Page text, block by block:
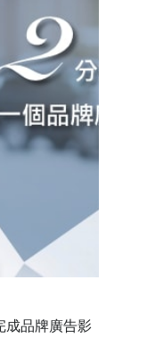
成品牌廣告影